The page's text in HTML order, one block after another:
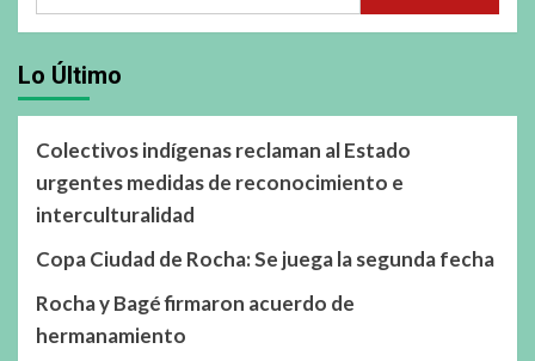
Lo Último
Colectivos indígenas reclaman al Estado
urgentes medidas de reconocimiento e
interculturalidad
Copa Ciudad de Rocha: Se juega la segunda fecha
Rocha y Bagé firmaron acuerdo de
hermanamiento